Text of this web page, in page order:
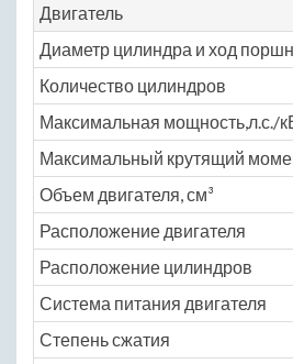
Двигатель
Диаметр цилиндра и ход
Количество цилиндров
Максимальная мощность,л.с./
Максимальный крутящий
Объем двигателя, см³
Расположение двигателя
Расположение цилиндров
Система питания двигателя
Степень сжатия